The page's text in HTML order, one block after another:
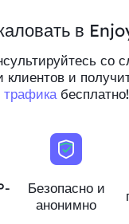
SEO-мониторинг
ценные
исследования
SERP и
по
в
со
клиентов и
трафикабесплатно!
Безопасно и
анонимно